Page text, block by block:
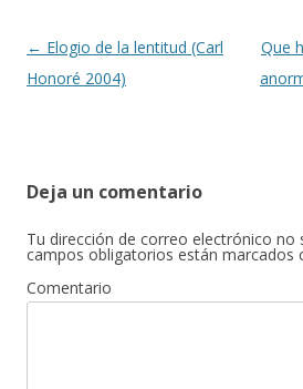
Navegación de entradas
← Elogio de la lentitud (Carl
Honoré 2004)
Que
Deja un comentario
Tu dirección de correo electrónico no
campos obligatorios están marcados
Comentario